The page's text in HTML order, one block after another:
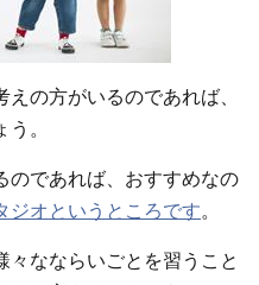
の方がいるのであれば、
。
のであれば、おすすめなの
ジオというところです。
々なならいごとを習うこと